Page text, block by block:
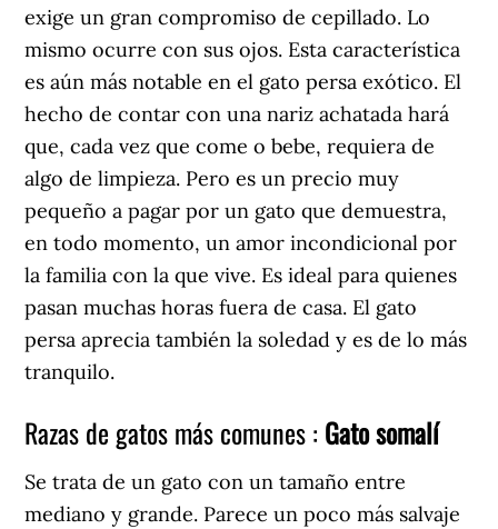
exige un gran compromiso de cepillado. Lo
mismo ocurre con sus ojos. Esta característica
es aún más notable en el gato persa exótico. El
hecho de contar con una nariz achatada hará
que, cada vez que come o bebe, requiera de
algo de limpieza. Pero es un precio muy
pequeño a pagar por un gato que demuestra,
en todo momento, un amor incondicional por
la familia con la que vive. Es ideal para quienes
pasan muchas horas fuera de casa. El gato
persa aprecia también la soledad y es de lo más
tranquilo.
Razas de gatos más comunes : Gato somalí
Se trata de un gato con un tamaño entre
mediano y grande. Parece un poco más salvaje